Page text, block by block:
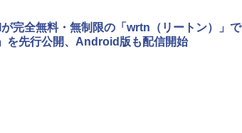
完全無料・無制限の「wrtn（リートン）」で
を先行公開、Android版も配信開始